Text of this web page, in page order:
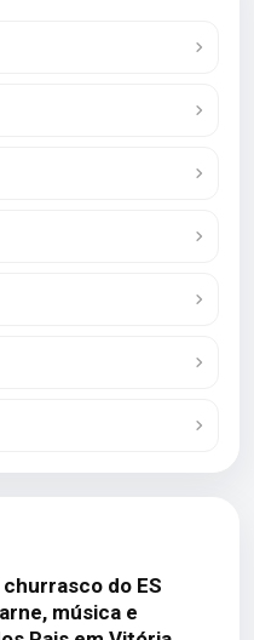
do ES
música e